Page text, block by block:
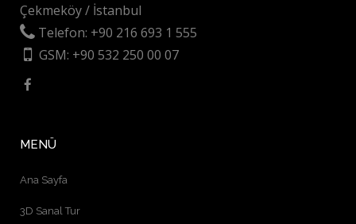
Çekmeköy / İstanbul
Telefon: +90 216 693 1 555
GSM: +90 532 250 00 07
MENÜ
Ana Sayfa
3D Sanal Tur